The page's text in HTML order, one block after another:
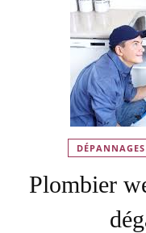
Plombier